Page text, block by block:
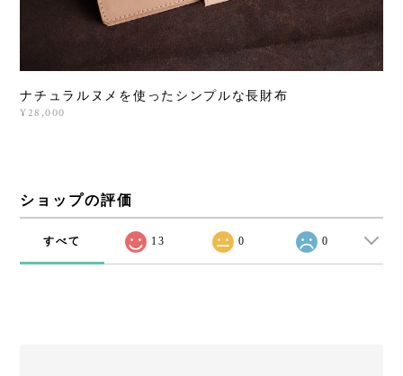
ナチュラルヌメを使ったシンプルな長財布
¥28,000
ショップの評価
すべて 13 0 0